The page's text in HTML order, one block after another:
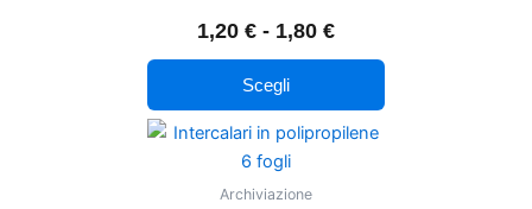
1,20 € - 1,80 €
Scegli
pagina
prodotto
Archiviazione